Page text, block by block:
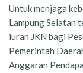
Untuk menjaga
Lampung Selatan
iuran JKN bagi
Pemerintah
Anggaran